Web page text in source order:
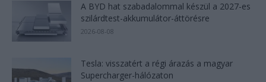
A BYD hat szabadalommal készül a 2027-es
szilárdtest-akkumulátor-áttörésre
2026-08-08
Tesla: visszatért a régi árazás a magyar
Supercharger-hálózaton